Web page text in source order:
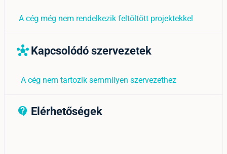
A cég még nem rendelkezik feltöltött projektekkel
hub Kapcsolódó szervezetek
A cég nem tartozik semmilyen szervezethez
contact_support_outline
Elérhetőségek